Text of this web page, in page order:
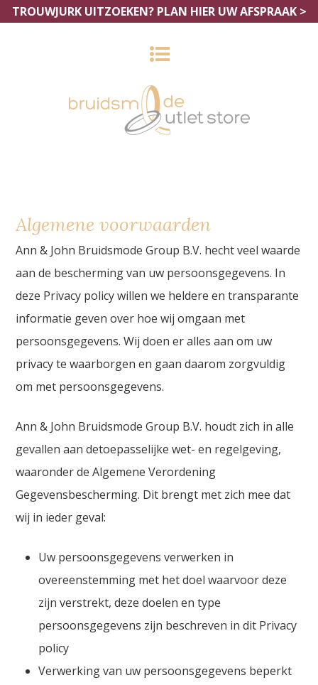
TROUWJURK UITZOEKEN? PLAN HIER UW AFSPRAAK >
Algemene voorwaarden
Ann & John Bruidsmode Group B.V. hecht veel waarde
aan de bescherming van uw persoonsgegevens. In
deze Privacy policy willen we heldere en transparante
informatie geven over hoe wij omgaan met
persoonsgegevens. Wij doen er alles aan om uw
privacy te waarborgen en gaan daarom zorgvuldig
om met persoonsgegevens.
Ann & John Bruidsmode Group B.V. houdt zich in alle
gevallen aan detoepasselijke wet- en regelgeving,
waaronder de Algemene Verordening
Gegevensbescherming. Dit brengt met zich mee dat
wij in ieder geval:
Uw persoonsgegevens verwerken in
overeenstemming met het doel waarvoor deze
zijn verstrekt, deze doelen en type
persoonsgegevens zijn beschreven in dit Privacy
policy
Verwerking van uw persoonsgegevens beperkt